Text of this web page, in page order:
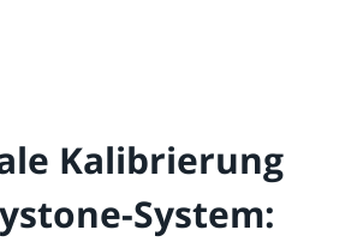
Kalibrierung
System: